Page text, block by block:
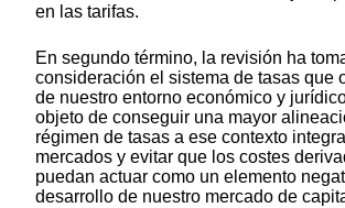
en las tarifas.
En segundo término, la revisión ha
consideración el sistema de tasas que
de nuestro entorno económico y
objeto de conseguir una mayor
régimen de tasas a ese contexto
mercados y evitar que los costes
puedan actuar como un elemento
desarrollo de nuestro mercado de